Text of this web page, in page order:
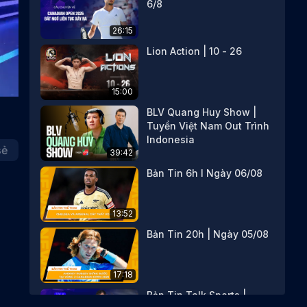
26:15
6/8
15:00
Lion Action | 10 - 26
39:42
BLV Quang Huy Show |
Tuyển Việt Nam Out Trình
Indonesia
13:52
Bản Tin 6h I Ngày 06/08
17:18
Bản Tin 20h | Ngày 05/08
Bản Tin Talk Sports |